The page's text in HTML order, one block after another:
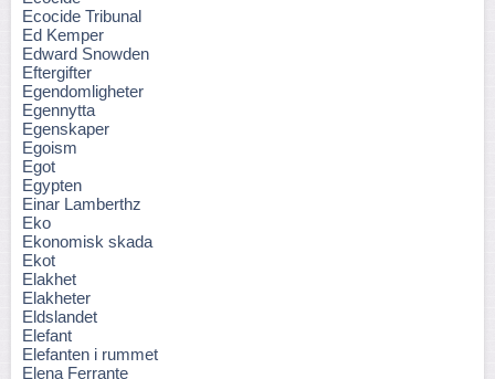
Ecocide Tribunal
Ed Kemper
Edward Snowden
Eftergifter
Egendomligheter
Egennytta
Egenskaper
Egoism
Egot
Egypten
Einar Lamberthz
Eko
Ekonomisk skada
Ekot
Elakhet
Elakheter
Eldslandet
Elefant
Elefanten i rummet
Elena Ferrante